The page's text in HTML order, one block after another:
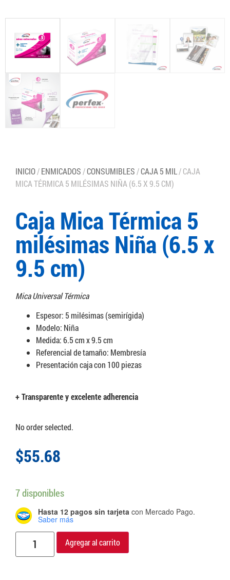
INICIO/ENMICADOS /CONSUMIBLES /CAJA 5 MIL/ CAJA
MICA TÉRMICA 5 MILÉSIMAS NIÑA (6.5 X 9.5 CM)
Caja Mica Térmica 5
milésimas Niña (6.5 x
9.5 cm)
Mica Universal Térmica
Espesor: 5 milésimas (semirígida)
Modelo: Niña
Medida: 6.5 cm x 9.5 cm
Referencial de tamaño: Membresía
Presentación caja con 100 piezas
+ Transparente y excelente adherencia
No order selected.
$55.68
7 disponibles
Hasta 12 pagos sin tarjeta con Mercado Pago.
Saber más
Agregar al carrito